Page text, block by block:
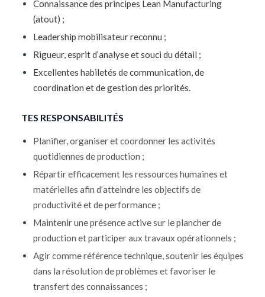
Connaissance des principes Lean Manufacturing
(atout) ;
Leadership mobilisateur reconnu ;
Rigueur, esprit d’analyse et souci du détail ;
Excellentes habiletés de communication, de
coordination et de gestion des priorités.
TES RESPONSABILITÉS
Planifier, organiser et coordonner les activités
quotidiennes de production ;
Répartir efficacement les ressources humaines et
matérielles afin d’atteindre les objectifs de
productivité et de performance ;
Maintenir une présence active sur le plancher de
production et participer aux travaux opérationnels ;
Agir comme référence technique, soutenir les équipes
dans la résolution de problèmes et favoriser le
transfert des connaissances ;